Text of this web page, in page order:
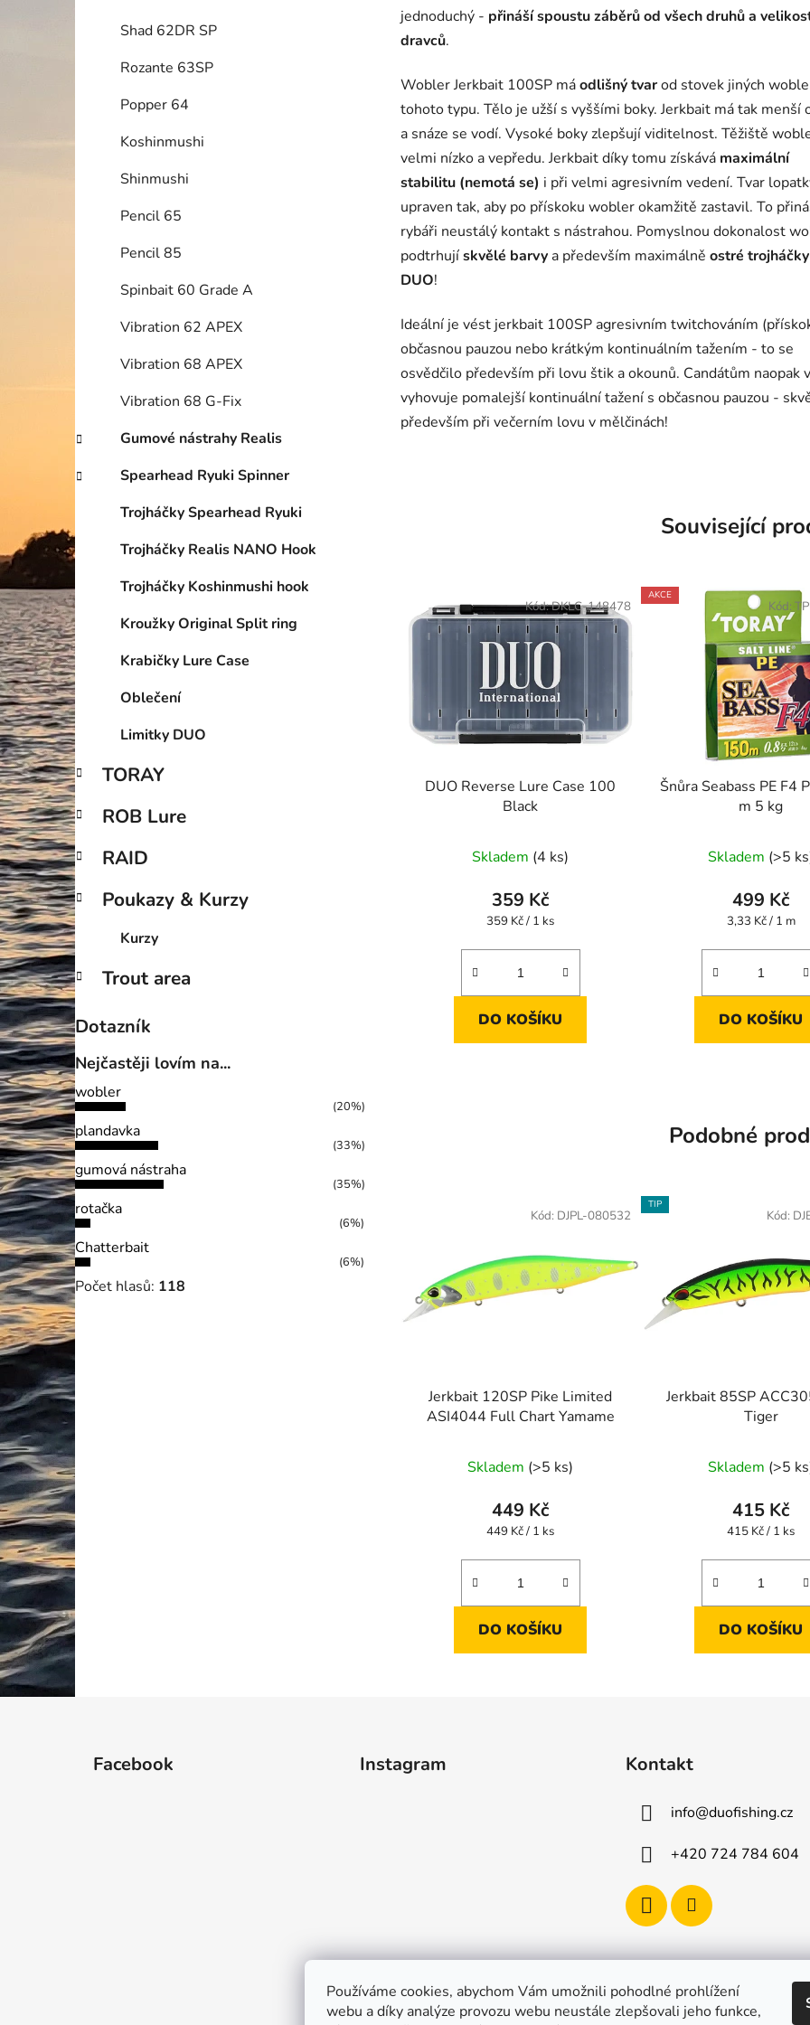
Používáme cookies, abychom Vám umožnili pohodlné prohlížení
webu a díky analýze provozu webu neustále zlepšovali jeho funkce,
Shad 62DR SP
Rozante 63SP
Popper 64
Koshinmushi
Shinmushi
Pencil 65
Pencil 85
Spinbait 60 Grade A
Vibration 62 APEX
Vibration 68 APEX
Vibration 68 G-Fix
Gumové nástrahy Realis
Spearhead Ryuki Spinner
Trojháčky Spearhead Ryuki
Trojháčky Realis NANO Hook
Trojháčky Koshinmushi hook
Kroužky Original Split ring
Krabičky Lure Case
Oblečení
Limitky DUO
TORAY
ROB Lure
RAID
Poukazy & Kurzy
Kurzy
Trout area
Dotazník
Nejčastěji lovím na...
wobler
(20%)
plandavka
(33%)
gumová nástraha
(35%)
rotačka
(6%)
Chatterbait
(6%)
Počet hlasů: 118
jednoduchý - přináší spoustu záběrů od všech druhů a
dravců.
Wobler Jerkbait 100SP máodlišný tvarod stovek jiných
tohoto typu. Tělo je užší s vyššími boky. Jerkbait má tak menší
a snáze se vodí. Vysoké boky zlepšují viditelnost. Těžiště
velmi nízko a vepředu. Jerkbait díky tomu získává maximální
stabilitu (nemotá se) i při velmi agresivním vedení. Tvar
upraven tak, aby po přískoku wobler okamžitě zastavil. To
rybáři neustálý kontakt s nástrahou. Pomyslnou dokonalost
podtrhujískvělé barvy a především maximálně ostré trojháčky
DUO!
Ideální je vést jerkbait 100SP agresivním twitchováním
občasnou pauzou nebo krátkým kontinuálním tažením - to se
osvědčilo především při lovu štik a okounů. Candátům naopak
vyhovuje pomalejší kontinuální tažení s občasnou pauzou -
především při večerním lovu v mělčinách!
Související
DUO Reverse Lure Case 100
Black
Skladem (4 ks)
359 Kč
Měrná
359 Kč / 1 ks
DO KOŠÍKU
Kód:DKLC-148478
AKCE
Šnůra Seabass PE F4
m 5 kg
Skladem (>5
499 Kč
Měrná
3,33 Kč / 1 m
DO KOŠÍKU
Kód:
Podobné
Jerkbait 120SP Pike Limited
ASI4044 Full Chart Yamame
Skladem (>5 ks)
449 Kč
Měrná
449 Kč / 1 ks
DO KOŠÍKU
Kód: DJPL-080532
TIP
Jerkbait 85SP
Tiger
Skladem (>5
415 Kč
Měrná
415 Kč / 1 ks
DO KOŠÍKU
Kód:
Facebook Instagram Kontakt
info@duofishing.cz
+420 724 784 604